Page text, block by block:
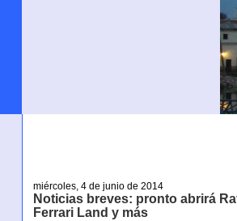
miércoles, 4 de junio de 2014
Noticias breves: pronto abrirá
Ferrari Land y más